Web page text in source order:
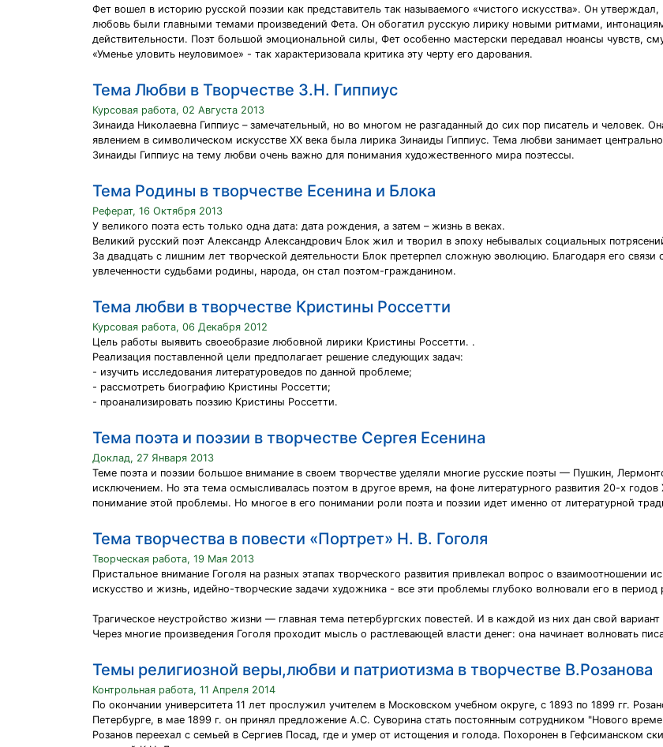
Фет вошел в историю русской поэзии как представитель так называемого «чистого искусства». Он
любовь были главными темами произведений Фета. Он обогатил русскую лирику новыми ритмами,
действительности. Поэт большой эмоциональной силы, Фет особенно мастерски передавал нюансы чувств,
«Уменье уловить неуловимое» - так характеризовала критика эту черту его дарования.
Тема Любви в Творчестве З.Н. Гиппиус
Курсовая работа, 02 Августа 2013
Зинаида Николаевна Гиппиус – замечательный, но во многом не разгаданный до сих пор писатель и человек.
явлением в символическом искусстве ХХ века была лирика Зинаиды Гиппиус. Тема любви занимает
Зинаиды Гиппиус на тему любви очень важно для понимания художественного мира поэтессы.
Тема Родины в творчестве Есенина и Блока
Реферат, 16 Октября 2013
У великого поэта есть только одна дата: дата рождения, а затем – жизнь в веках.
Великий русский поэт Александр Александрович Блок жил и творил в эпоху небывалых социальных
За двадцать с лишним лет творческой деятельности Блок претерпел сложную эволюцию. Благодаря его
увлеченности судьбами родины, народа, он стал поэтом-гражданином.
Тема любви в творчестве Кристины Россетти
Курсовая работа, 06 Декабря 2012
Цель работы выявить своеобразие любовной лирики Кристины Россетти. .
Реализация поставленной цели предполагает решение следующих задач:
- изучить исследования литературоведов по данной проблеме;
- рассмотреть биографию Кристины Россетти;
- проанализировать поэзию Кристины Россетти.
Тема поэта и поэзии в творчестве Сергея Есенина
Доклад, 27 Января 2013
Теме поэта и поэзии большое внимание в своем творчестве уделяли многие русские поэты — Пушкин,
исключением. Но эта тема осмысливалась поэтом в другое время, на фоне литературного развития 20-х
понимание этой проблемы. Но многое в его понимании роли поэта и поэзии идет именно от литературной
Тема творчества в повести «Портрет» Н. В. Гоголя
Творческая работа, 19 Мая 2013
Пристальное внимание Гоголя на разных этапах творческого развития привлекал вопрос о взаимоотношении
искусство и жизнь, идейно-творческие задачи художника - все эти проблемы глубоко волновали его в
Трагическое неустройство жизни — главная тема петербургских повестей. И в каждой из них дан свой
Через многие произведения Гоголя проходит мысль о растлевающей власти денег: она начинает волновать
Темы религиозной веры,любви и патриотизма в творчестве В.Розанова
Контрольная работа, 11 Апреля 2014
По окончании университета 11 лет прослужил учителем в Московском учебном округе, с 1893 по 1899 гг.
Петербурге, в мае 1899 г. он принял предложение А.С. Суворина стать постоянным сотрудником "Нового
Розанов переехал с семьей в Сергиев Посад, где и умер от истощения и голода. Похоронен в Гефсиманском